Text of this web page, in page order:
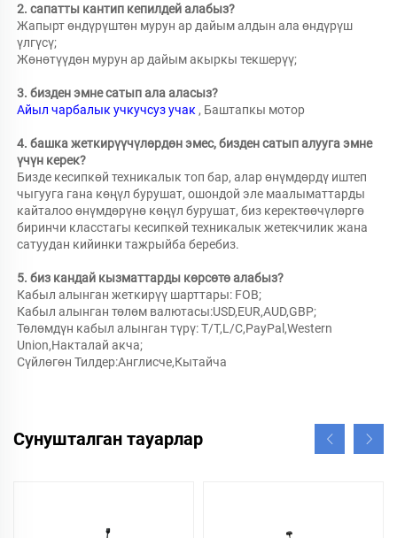
2. сапатты кантип кепилдей алабыз?
Жапырт өндүрүштөн мурун ар дайым алдын ала өндүрүш
үлгүсү;
Жөнөтүүдөн мурун ар дайым акыркы текшерүү;
3. бизден эмне сатып ала аласыз?
Айыл чарбалык учкучсуз учак , Баштапкы мотор
4. башка жеткирүүчүлөрдөн эмес, бизден сатып алууга эмне
үчүн керек?
Бизде кесипкөй техникалык топ бар, алар өнүмдөрдү иштеп
чыгууга гана көңүл бурушат, ошондой эле маалыматтарды
кайталоо өнүмдөрүнө көңүл бурушат, биз керектөөчүлөргө
биринчи класстагы кесипкөй техникалык жетекчилик жана
сатуудан кийинки тажрыйба беребиз.
5. биз кандай кызматтарды көрсөтө алабыз?
Кабыл алынган жеткирүү шарттары: FOB;
Кабыл алынган төлөм валютасы:USD,EUR,AUD,GBP;
Төлөмдүн кабыл алынган түрү: T/T,L/C,PayPal,Western
Union,Накталай акча;
Сүйлөгөн Тилдер:Англисче,Кытайча
Сунушталган тауарлар